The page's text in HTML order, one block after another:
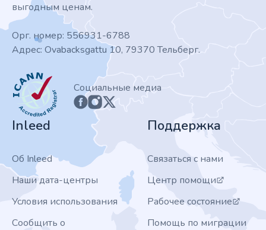
выгодным ценам.
Орг. номер: 556931-6788
Адрес: Ovabacksgattu 10, 79370 Тельберг.
ICANN
Социальные медиа
Inleed
Об Inleed
Наши дата-центры
Условия использования
Сообщить о
Поддержка
Связаться с нами
Центр помощи
Рабочее состояние
Помощь по миграции